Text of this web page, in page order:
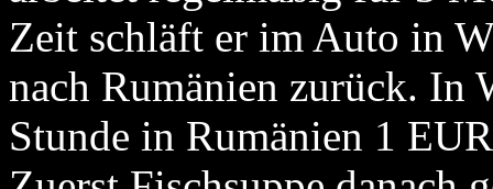
Zeit schläft er im Auto in
nach Rumänien zurück. In
Stunde in Rumänien 1